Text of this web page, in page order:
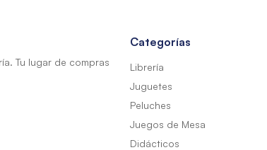
Tu lugar de compras
Categorías
Librería
Juguetes
Peluches
Juegos de Mesa
Didácticos